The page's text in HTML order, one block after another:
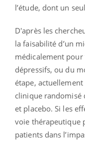
l’étude, dont un
D'après les
la faisabilité d’un
médicalement
dépressifs, ou du
étape,
clinique randomisé
et placebo. Si les
voie thérapeutique
patients dans